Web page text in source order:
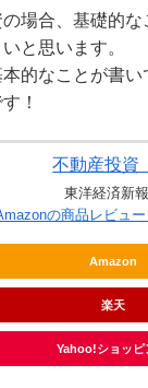
場合、基礎的
と思います。
的なことが書
！
不動産投
東洋経済新
の商品レビュ
Amazon
楽天
Yahoo!ショッピ